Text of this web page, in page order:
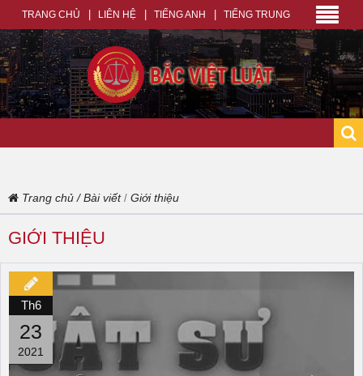
TRANG CHỦ LIÊN HỆ TIẾNG ANH TIẾNG TRUNG
Trang chủ /Bài viết/ Giới thiệu
GIỚI THIỆU
Th6
23
2021